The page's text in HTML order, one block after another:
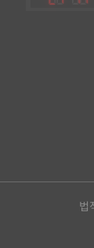
법